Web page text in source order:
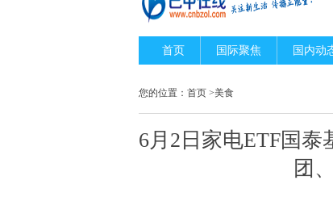
首页 国际聚焦 国内动
您的位置： 首页 >美食
6月2日家电ETF国泰
团